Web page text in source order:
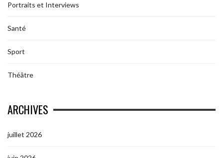
Portraits et Interviews
Santé
Sport
Théâtre
ARCHIVES
juillet 2026